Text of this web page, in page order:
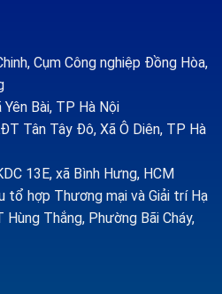
Cụm Công nghiệp Đồng Hòa,
Yên Bài, TP Hà Nội
Tân Tây Đô, Xã Ô Diên, TP Hà
13E, xã Bình Hưng, HCM
tổ hợp Thương mại và Giải trí Hạ
Thắng, Phường Bãi Cháy,